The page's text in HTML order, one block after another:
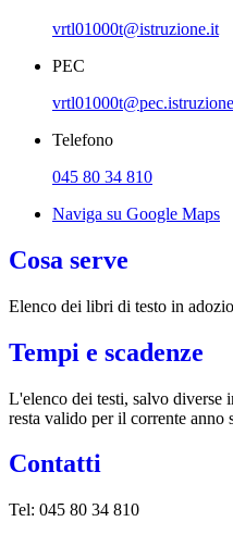
vrtl01000t@istruzione.it
PEC
Telefono
045 80 34 810
Naviga su Google Maps
Cosa serve
Elenco dei libri di testo in
Tempi e scadenze
L'elenco dei testi, salvo diverse
resta valido per il corrente anno
Contatti
Tel: 045 80 34 810